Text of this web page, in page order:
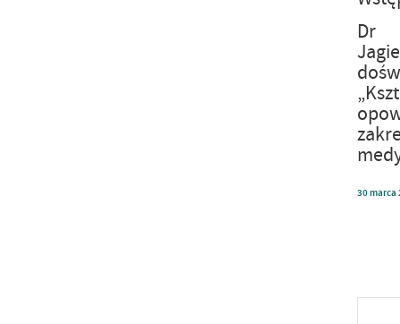
Dr
30marca